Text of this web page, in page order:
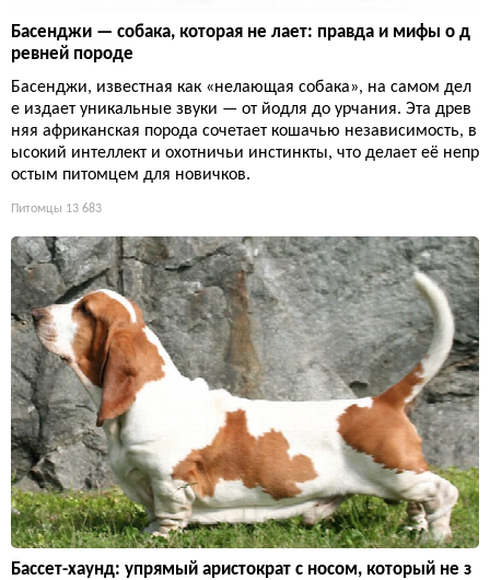
Басенджи — собака, которая не лает: правда и мифы о д
ревней породе
Басенджи, известная как «нелающая собака», на самом дел
е издает уникальные звуки — от йодля до урчания. Эта древ
няя африканская порода сочетает кошачью независимость, в
ысокий интеллект и охотничьи инстинкты, что делает её непр
остым питомцем для новичков.
Питомцы 13 683
Бассет-хаунд: упрямый аристократ с носом, который не з